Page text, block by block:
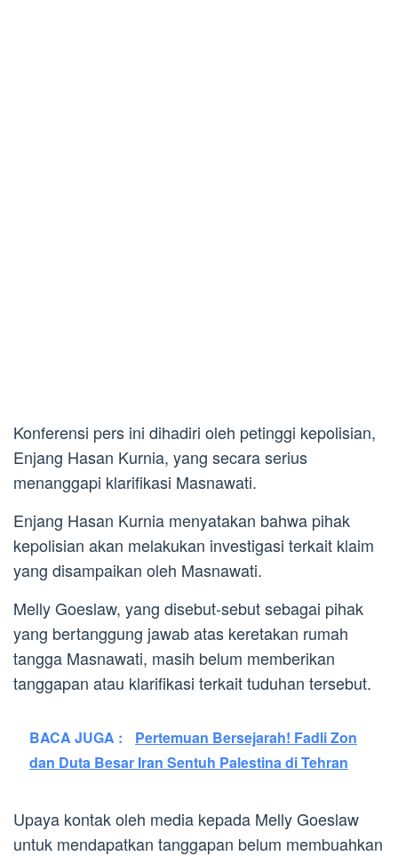
Konferensi pers ini dihadiri oleh petinggi kepolisian,
Enjang Hasan Kurnia, yang secara serius
menanggapi klarifikasi Masnawati.
Enjang Hasan Kurnia menyatakan bahwa pihak
kepolisian akan melakukan investigasi terkait klaim
yang disampaikan oleh Masnawati.
Melly Goeslaw, yang disebut-sebut sebagai pihak
yang bertanggung jawab atas keretakan rumah
tangga Masnawati, masih belum memberikan
tanggapan atau klarifikasi terkait tuduhan tersebut.
BACA JUGA :
Pertemuan Bersejarah! Fadli Zon
dan Duta Besar Iran Sentuh Palestina di Tehran
Upaya kontak oleh media kepada Melly Goeslaw
untuk mendapatkan tanggapan belum membuahkan